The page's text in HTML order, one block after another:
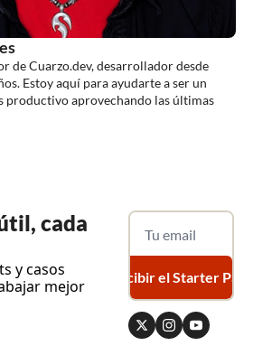
de Cuarzo.dev, desarrollador desde
Estoy aquí para ayudarte a ser un
productivo aprovechando las últimas
cada
y casos
mejor
Recibir el Starter Pack